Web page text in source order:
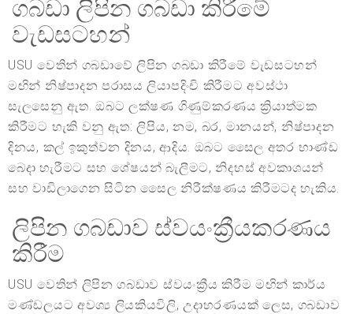
ගබඩා ලිපින ගබඩා කිරීමේ
වැඩසටහන්
USU වෙතින් ගබඩාවේ ලිපින ගබඩා කිරීමේ වැඩසටහන්
මඟින් නිෂ්පාදන පරාසය ලියාපදිංචි කිරීමට අවස්ථා
සැලසෙනු ඇත. ඔබට ලක්ෂණ ගිණුම්කරණය ක්‍රියාත්මක
කිරීමට හැකි වනු ඇත: ලිපිය, නම, බර, මානයන්, නිෂ්පාදන
දිනය, කල් ඉකුත්වන දිනය, ආදිය. ඔබට සෛල අතර භාණ්ඩ
බෙදා හැරීමට සහ ශේෂයන් බැලීමට, නිදහස් අවකාශයන්
සහ වාඩිලාගෙන සිටින සෛල නිරීක්ෂණය කිරීමටද හැකිය.
ලිපින ගබඩාව ස්වයංක්‍රීයකරණය
කිරීම
USU වෙතින් ලිපින ගබඩාව ස්වයංක්‍රීය කිරීම මඟින් කාර්ය
මණ්ඩලයට අවශ්‍ය ලියකියවිලි, උදාහරණයක් ලෙස, ගබඩාව